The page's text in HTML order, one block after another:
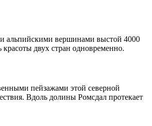
альпийскими вершинами выстой 4000
двух стран одновременно.
пейзажами этой северной
Вдоль долины Ромсдал протекает